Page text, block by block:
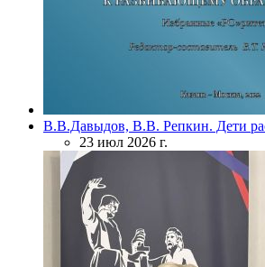
В.В.Давыдов, В.В. Репкин. Дети
23 июл 2026 г.